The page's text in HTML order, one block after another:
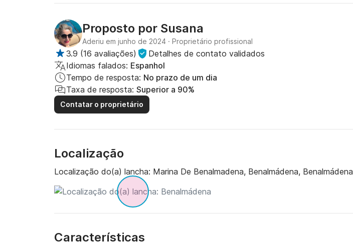
Proposto por Susana
Aderiu em junho de 2024 · Proprietário profissional
3.9 (16 avaliações)
Detalhes de contato validados
Idiomas falados: Espanhol
Tempo de resposta: No prazo de um dia
Taxa de resposta: Superior a 90%
Contatar o proprietário
Localização
Localização do(a) lancha: Marina De Benalmadena, Benalmádena, Benalmádena
Características